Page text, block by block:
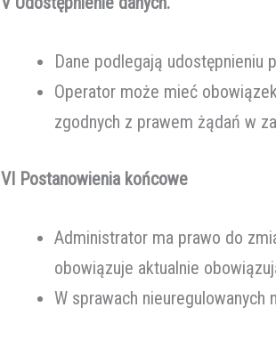
Dane podlegają udostępnieniu
Operator może mieć
zgodnych z prawem żądań w
VI Postanowienia końcowe
Administrator ma prawo do
obowiązuje aktualnie
W sprawach